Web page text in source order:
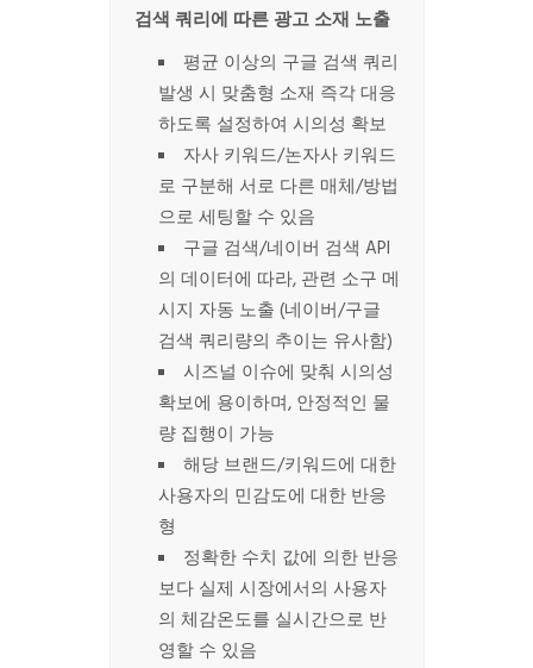
검색 쿼리에 따른 광고 소재 노출
평균 이상의 구글 검색 쿼리
발생 시 맞춤형 소재 즉각 대응
하도록 설정하여 시의성 확보
자사 키워드/논자사 키워드
로 구분해 서로 다른 매체/방법
으로 세팅할 수 있음
구글 검색/네이버 검색 API
의 데이터에 따라, 관련 소구 메
시지 자동 노출 (네이버/구글
검색 쿼리량의 추이는 유사함)
시즈널 이슈에 맞춰 시의성
확보에 용이하며, 안정적인 물
량 집행이 가능
해당 브랜드/키워드에 대한
사용자의 민감도에 대한 반응
형
정확한 수치 값에 의한 반응
보다 실제 시장에서의 사용자
의 체감온도를 실시간으로 반
영할 수 있음